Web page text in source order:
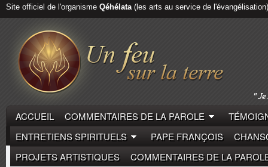
Site officiel de l'organisme Qéhélata(les arts au service de l'évangélisation)
ACCUEIL COMMENTAIRES DE LA PAROLE
ENTRETIENS SPIRITUELS
PAPE FRANÇOIS
PROJETS ARTISTIQUES
COMMENTAIRES DE LA
COMMENTAIRES DE LA PAROLE PÈRE THIBAULT